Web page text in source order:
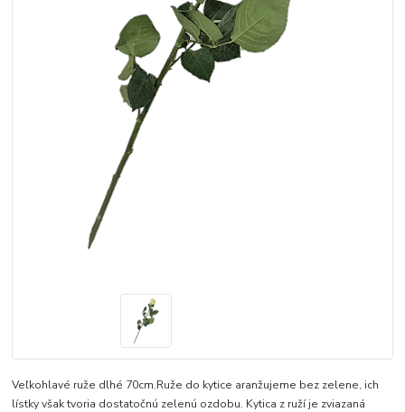
Veľkohlavé ruže dlhé 70cm.Ruže do kytice aranžujeme bez zelene, ich
lístky však tvoria dostatočnú zelenú ozdobu. Kytica z ruží je zviazaná